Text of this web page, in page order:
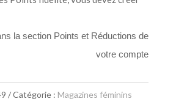
la section Points et Réductions de
votre compte
Catégorie : Magazines féminins